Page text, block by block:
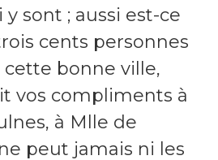
sont ; aussi est-ce
cents personnes
cette bonne ville,
vos compliments à
à Mlle de
peut jamais ni les